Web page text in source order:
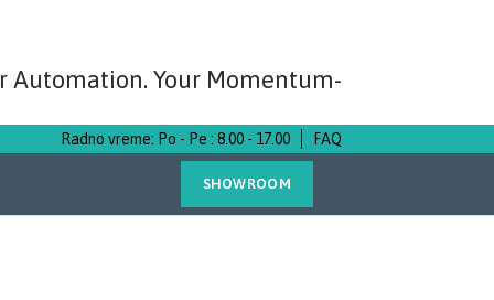
Automation. Your Momentum-
Radno vreme: Po - Pe : 8.00 - 17.00 FAQ
SHOWROOM